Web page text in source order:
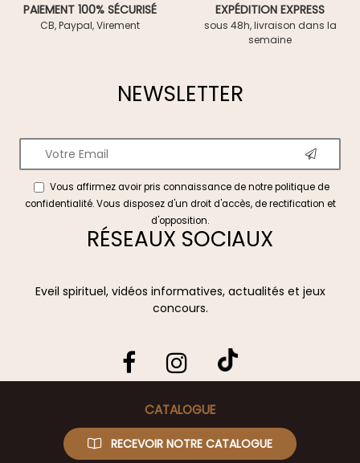
PAIEMENT 100% SÉCURISÉ
CB, Paypal, Virement
EXPÉDITION EXPRESS
sous 48h, livraison dans la
semaine
NEWSLETTER
Vous affirmez avoir pris connaissance de notrepolitique de
confidentialité. Vous disposez d'un droit d'accès, de rectification et
d'opposition.
RÉSEAUX SOCIAUX
Eveil spirituel, vidéos informatives, actualités et jeux
concours.
CATALOGUE
RECEVOIR NOTRE CATALOGUE